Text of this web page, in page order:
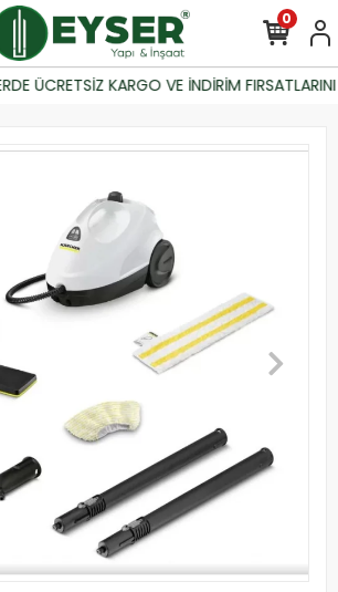
ÜCRETSİZ KARGO VE İNDİRİM
0